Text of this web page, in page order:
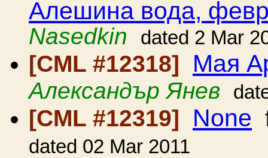
Алешина вода,
Nasedkin
dated 2 Mar
[CML #12318] Мая
Александър Янев
[CML #12319] None
dated 02 Mar 2011